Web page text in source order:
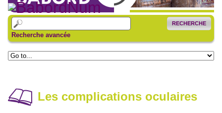
RECHERCHE
Recherche avancée
Les complications oculaires